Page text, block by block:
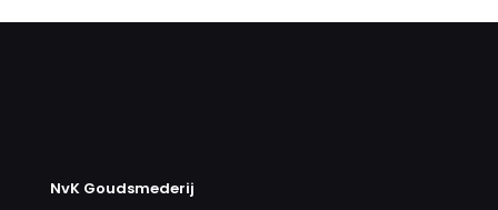
NvK Goudsmederij